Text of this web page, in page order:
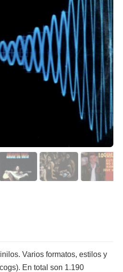
Varios formatos, estilos y
En total son 1.190